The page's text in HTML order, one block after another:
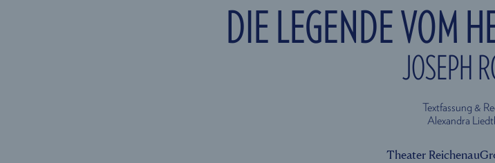
DIE LEGENDE VOM
JOSEPH
Textfassung &
Alexandra
Theater Reichenau